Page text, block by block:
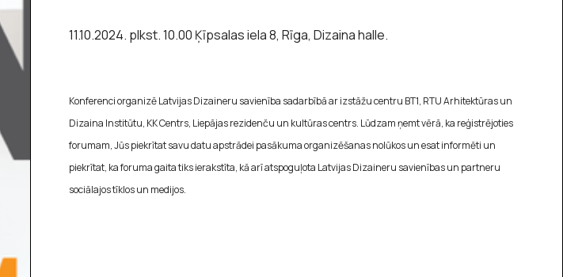
11.10.2024. plkst. 10.00 Ķīpsalas iela 8, Rīga, Dizaina halle.
Konferenci organizē Latvijas Dizaineru savienība sadarbībā ar izstāžu centru BT1, RTU Arhitektūras un
Dizaina Institūtu, KK Centrs, Liepājas rezidenču un kultūras centrs. Lūdzam ņemt vērā, ka reģistrējoties
forumam, Jūs piekrītat savu datu apstrādei pasākuma organizēšanas nolūkos un esat informēti un
piekrītat, ka foruma gaita tiks ierakstīta, kā arī atspoguļota Latvijas Dizaineru savienības un partneru
sociālajos tīklos un medijos.